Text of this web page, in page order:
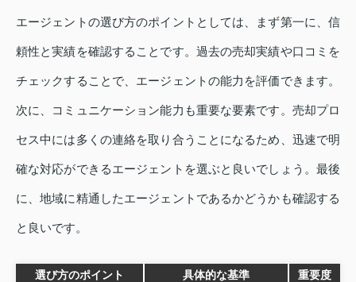
エージェントの選び方のポイントとしては、まず第一に、信
頼性と実績を確認することです。過去の売却実績や口コミを
チェックすることで、エージェントの能力を評価できます。
次に、コミュニケーション能力も重要な要素です。売却プロ
セス中には多くの連絡を取り合うことになるため、迅速で明
確な対応ができるエージェントを選ぶと良いでしょう。最後
に、地域に精通したエージェントであるかどうかも確認する
と良いです。
選び方のポイント 具体的な基準 重要度